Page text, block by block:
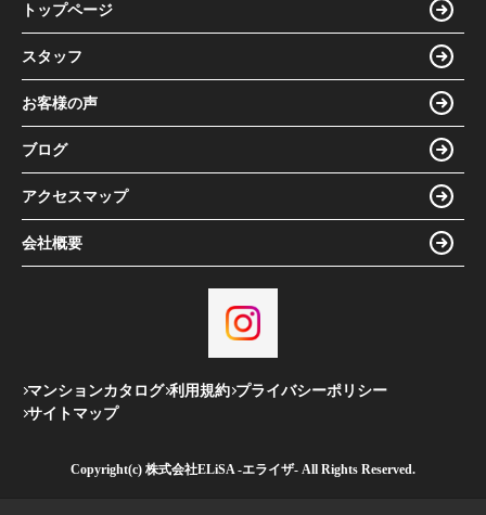
トップページ
スタッフ
お客様の声
ブログ
アクセスマップ
会社概要
マンションカタログ 利用規約 プライバシーポリシー
サイトマップ
Copyright(c) 株式会社ELiSA -エライザ- All Rights Reserved.